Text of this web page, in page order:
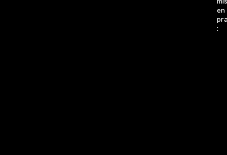
en
: